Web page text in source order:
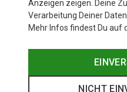
Anzeigen zeigen. Deine
Verarbeitung Deiner
Mehr Infos findest Du auf
NICHT